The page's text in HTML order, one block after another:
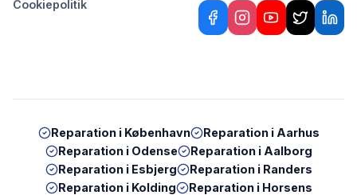
Cookiepolitik
Reparation i København Reparation i Aarhus
Reparation i Odense Reparation i Aalborg
Reparation i Esbjerg Reparation i Randers
Reparation i Kolding Reparation i Horsens